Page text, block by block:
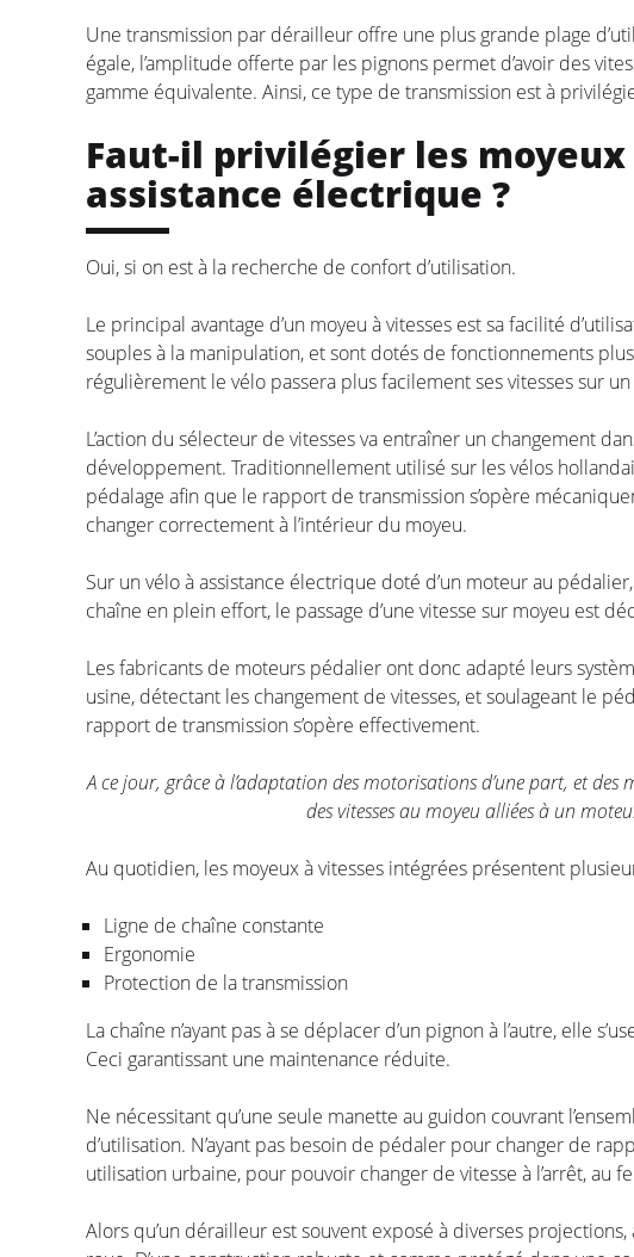
Une transmission par dérailleur offre une plus grande plage
égale, l’amplitude offerte par les pignons permet d’avoir des
gamme équivalente. Ainsi, ce type de transmission est à
Faut-il privilégier les
assistance électrique ?
Oui, si on est à la recherche de confort d’utilisation.
Le principal avantage d’un moyeu à vitesses est sa facilité
souples à la manipulation, et sont dotés de fonctionnements
régulièrement le vélo passera plus facilement ses vitesses sur
L’action du sélecteur de vitesses va entraîner un changement
développement. Traditionnellement utilisé sur les vélos
pédalage afin que le rapport de transmission s’opère
changer correctement à l’intérieur du moyeu.
Sur un vélo à assistance électrique doté d’un moteur au
chaîne en plein effort, le passage d’une vitesse sur moyeu est
Les fabricants de moteurs pédalier ont donc adapté leurs
usine, détectant les changement de vitesses, et soulageant le
rapport de transmission s’opère effectivement.
A ce jour, grâce à l’adaptation des motorisations d’une part, et des
des vitesses au moyeu alliées à un
Au quotidien, les moyeux à vitesses intégrées présentent
Ligne de chaîne constante
Ergonomie
Protection de la transmission
La chaîne n’ayant pas à se déplacer d’un pignon à l’autre, elle
Ceci garantissant une maintenance réduite.
Ne nécessitant qu’une seule manette au guidon couvrant
d’utilisation. N’ayant pas besoin de pédaler pour changer de
utilisation urbaine, pour pouvoir changer de vitesse à l’arrêt, au
Alors qu’un dérailleur est souvent exposé à diverses